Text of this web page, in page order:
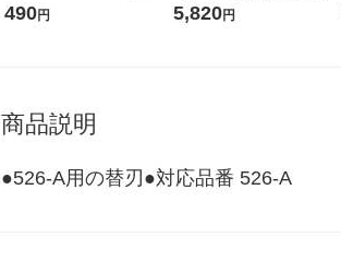
コウォーター）2L ラベルレ
490円
ガジャンボ 2300g 1セット
5,820円
商品説明
●526-A用の替刃●対応品番 526-A